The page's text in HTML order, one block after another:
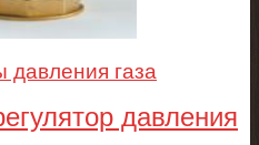
давления газа
давления